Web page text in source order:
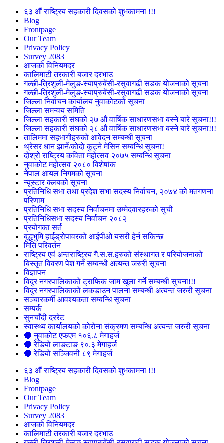
६३ औं राष्ट्रिय सहकारी दिवसको शुभकामना !!!
Blog
Frontpage
Our Team
Privacy Policy
Survey 2083
आजकाे विनियमदर
कालिमाटी तरकारी बजार दरभाउ
गल्छी-त्रिशुली-मेलुङ-स्याप्रुबेंसी-रसुवागढी सडक योजनाको सूचना
गल्छी-त्रिशुली-मेलुङ-स्याप्रुबेंसी-रसुवागढी सडक योजनाको सूचना
जिल्ला निर्वाचन कार्यालय नुवाकोटको सूचना
जिल्ला समन्वय समिति
जिल्ला सहकारी संघको २७ औं वार्षिक साधारणसभा बस्ने बारे सूचना!!!
जिल्ला सहकारी संघको २८ औं वार्षिक साधारणसभा बस्ने बारे सूचना!!!
तालिममा सहभागीहरुको आवेदन सम्बन्धी सूचना
थ्रेसर धान झार्ने/काेदाे कुट्ने मेसिन सम्बन्धि सूचना!
दोश्रो राष्ट्रिय कविता महोत्सव २०७५ सम्बन्धि सूचना
नुवाकोट महोत्सव २०८० विशेषांक
नेपाल आयल निगमको सूचना
न्यूस्टार क्लबको सूचना
प्रतिनिधि सभा तथा प्रदेश सभा सदस्य निर्वाचन, २०७४ को मतगणना
परिणाम
प्रतिनिधि सभा सदस्य निर्वाचनमा उम्मेदवारहरुको सुची
प्रतिनिधिसभा सदस्य निर्वाचन २०८२
प्रयोगका सर्त
बुद्धभुमि हाईड्रोपावरको आईपीओ यसरी हेर्न सकिन्छ
मिति परिवर्तन
राष्ट्रिय एवं अन्तराष्ट्रिय गै.स.स.हरुको संस्थागत र परियोजनाको
बिस्तृत विवरण पेश गर्ने सम्बन्धी अत्यन्त जरुरी सूचना
विज्ञापन
विदुर नगरपालिकाको ट्राफिक जाम खुला गर्ने सम्बन्धी सुचना!!!
विदुर नगरपालिकाको लकडाउन पालना सम्बन्धी अत्यन्त जरुरी सूचना
सञ्चारकर्मी आवश्यकता सम्बन्धि सूचना
सम्पर्क
सुनचाँदी दररेट
स्वास्थ्य कार्यालयको कोरोना संक्रमण सम्बन्धि अत्यन्त जरुरी सूचना
🔴 नुवाकोट एफएम १०६.८ मेगाहर्ज
🔴 रेडियो लाङटाङ ९०.३ मेगाहर्ज
🔴 रेडियो सञ्जिवनी ८९ मेगाहर्ज
६३ औं राष्ट्रिय सहकारी दिवसको शुभकामना !!!
Blog
Frontpage
Our Team
Privacy Policy
Survey 2083
आजकाे विनियमदर
कालिमाटी तरकारी बजार दरभाउ